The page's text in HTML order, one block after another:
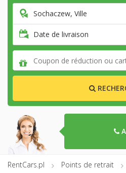
Sochaczew, Ville
Date de livraison
RentCars.pl Points de retrait